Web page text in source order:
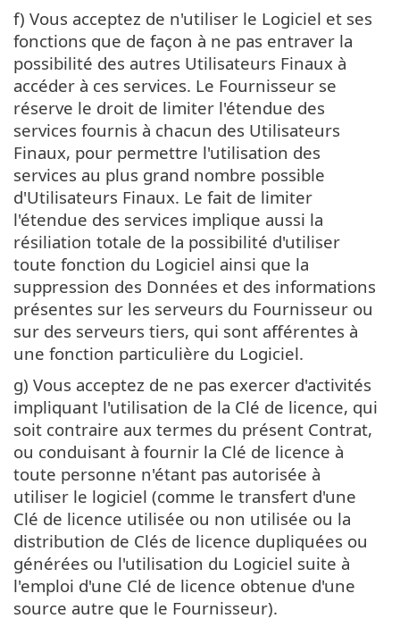
f) Vous acceptez de n'utiliser le Logiciel et ses
fonctions que de façon à ne pas entraver la
possibilité des autres Utilisateurs Finaux à
accéder à ces services. Le Fournisseur se
réserve le droit de limiter l'étendue des
services fournis à chacun des Utilisateurs
Finaux, pour permettre l'utilisation des
services au plus grand nombre possible
d'Utilisateurs Finaux. Le fait de limiter
l'étendue des services implique aussi la
résiliation totale de la possibilité d'utiliser
toute fonction du Logiciel ainsi que la
suppression des Données et des informations
présentes sur les serveurs du Fournisseur ou
sur des serveurs tiers, qui sont afférentes à
une fonction particulière du Logiciel.
g) Vous acceptez de ne pas exercer d'activités
impliquant l'utilisation de la Clé de licence, qui
soit contraire aux termes du présent Contrat,
ou conduisant à fournir la Clé de licence à
toute personne n'étant pas autorisée à
utiliser le logiciel (comme le transfert d'une
Clé de licence utilisée ou non utilisée ou la
distribution de Clés de licence dupliquées ou
générées ou l'utilisation du Logiciel suite à
l'emploi d'une Clé de licence obtenue d'une
source autre que le Fournisseur).